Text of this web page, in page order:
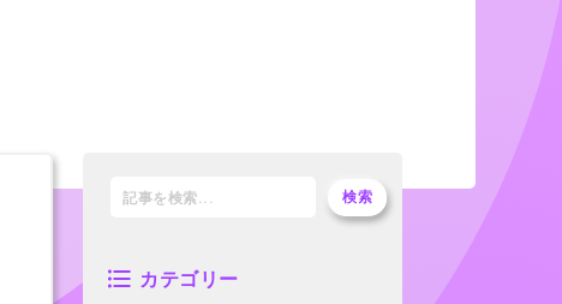
検索
カテゴリー